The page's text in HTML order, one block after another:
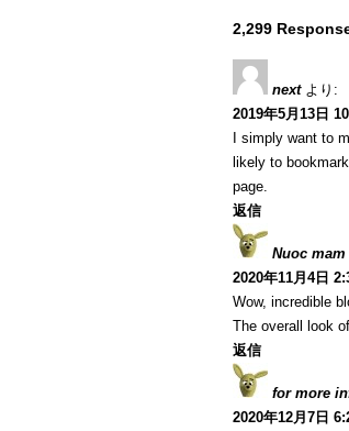
2,299
next より:
2019年5月13日
I simply want to
likely to
page.
返信
Nuoc mam
2020年11月4日
Wow, incredible
The overall look
返信
for more
2020年12月7日